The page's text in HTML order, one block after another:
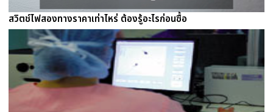
สวิตช์ไฟสองทางราคาเท่าไหร่ ต้องรู้อะไรก่อนซื้อ